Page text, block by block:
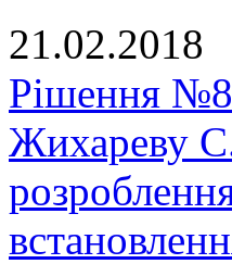
21.02.2018
Рішення
Жихареву